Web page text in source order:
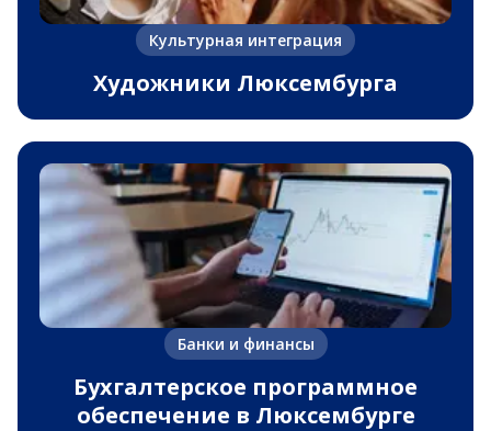
Культурная интеграция
Художники Люксембурга
Банки и финансы
Бухгалтерское программное
обеспечение в Люксембурге